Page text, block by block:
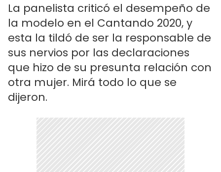
La panelista criticó el desempeño de
la modelo en el Cantando 2020, y
esta la tildó de ser la responsable de
sus nervios por las declaraciones
que hizo de su presunta relación con
otra mujer. Mirá todo lo que se
dijeron.